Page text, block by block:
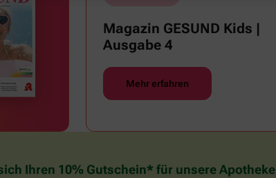
Magazin GESUND Kids |
Ausgabe 4
Mehr erfahren
Ihren 10% Gutschein* für unsere Apotheke